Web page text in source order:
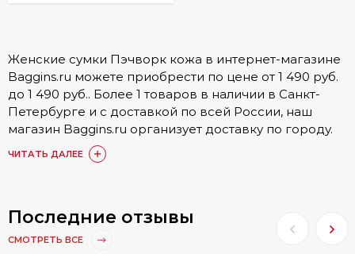
Женские сумки Пэчворк кожа в интернет-магазине
Baggins.ru можете приобрести по цене от 1 490 руб.
до 1 490 руб.. Более 1 товаров в наличии в Санкт-
Петербурге и с доставкой по всей России, наш
магазин Baggins.ru организует доставку по городу.
Подробные условия доставки, а также стоимость
доступна в разделе
на сайте. Также доступен заказ по номеру телефона
8 (800) 511-35-52 или в одном из 15 наших магазинов.
Наши постоянные покупатели по достоинству
ЧИТАТЬ ДАЛЕЕ
Последние отзывы
СМОТРЕТЬ ВСЕ